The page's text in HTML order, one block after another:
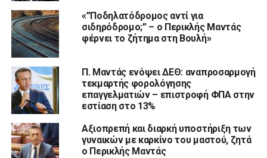
«”Ποδηλατόδρομος αντί για
σιδηρόδρομο;” – ο Περικλής Μαντάς
φέρνει το ζήτημα στη Βουλή»
Π. Μαντάς ενόψει ΔΕΘ: αναπροσαρμογή
τεκμαρτής φορολόγησης
επαγγελματιών – επιστροφή ΦΠΑ στην
εστίαση στο 13%
Αξιοπρεπή και διαρκή υποστήριξη των
γυναικών με καρκίνο του μαστού, ζητά
ο Περικλής Μαντάς